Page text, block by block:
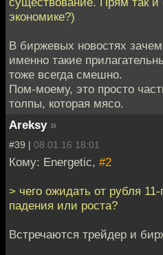
экономике?)
В биржевых новостях
именно такие
тоже всегда смешно.
Пом-моему, это просто
толпы, которая мясо.
Areksy »
#39 | 08.01.16 18:01
Кому: Energetic, #2
> чего ожидать от рубля
падения или роста?
Встречаются трейдер и